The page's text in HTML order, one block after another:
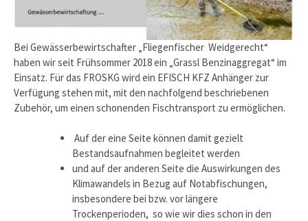
Bei Gewässerbewirtschafter „Fliegenfischer Weidgerecht“
haben wir seit Frühsommer 2018 ein „Grassl Benzinaggregat“ im
Einsatz. Für das FROSKG wird ein EFISCH KFZ Anhänger zur
Verfügung stehen mit, mit den nachfolgend beschriebenen
Zubehör, um einen schonenden Fischtransport zu ermöglichen.
Auf der eine Seite können damit gezielt
Bestandsaufnahmen begleitet werden
und auf der anderen Seite die Auswirkungen des
Klimawandels in Bezug auf Notabfischungen,
insbesondere bei bzw. vor längere
Trockenperioden, so wie wir dies schon in den